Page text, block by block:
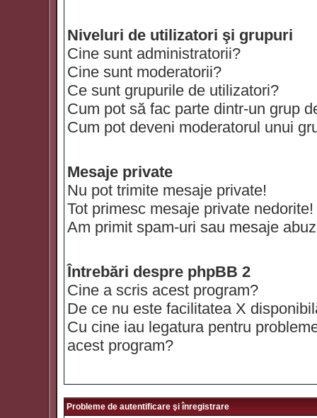
Niveluri de utilizatori şi grupuri
Cine sunt administratorii?
Cine sunt moderatorii?
Ce sunt grupurile de utilizatori?
Cum pot să fac parte dintr-un grup
Cum pot deveni moderatorul unui
Mesaje private
Nu pot trimite mesaje private!
Tot primesc mesaje private nedorite!
Am primit spam-uri sau mesaje
Întrebări despre phpBB 2
Cine a scris acest program?
De ce nu este facilitatea X
Cu cine iau legatura pentru
acest program?
Probleme de autentificare şi înregistrare